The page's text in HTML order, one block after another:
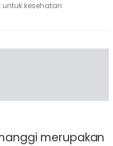
kesehatan
merupakan